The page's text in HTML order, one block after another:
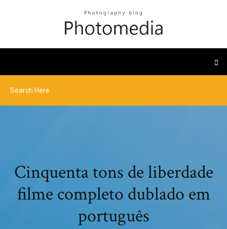
Cinquenta tons de liberdade
filme completo dublado em
português